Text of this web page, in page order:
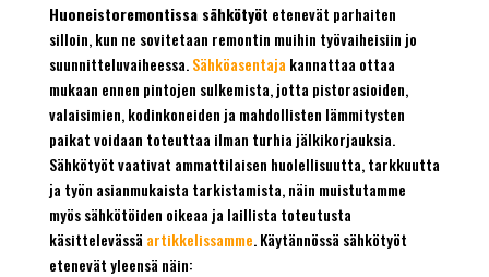
Huoneistoremontissa sähkötyöt etenevät parhaiten
silloin, kun ne sovitetaan remontin muihin työvaiheisiin jo
suunnitteluvaiheessa.Sähköasentaja kannattaa ottaa
mukaan ennen pintojen sulkemista, jotta pistorasioiden,
valaisimien, kodinkoneiden ja mahdollisten lämmitysten
paikat voidaan toteuttaa ilman turhia jälkikorjauksia.
Sähkötyöt vaativat ammattilaisen huolellisuutta, tarkkuutta
ja työn asianmukaista tarkistamista, näin muistutamme
myös sähkötöiden oikeaa ja laillista toteutusta
käsittelevässä artikkelissamme. Käytännössä sähkötyöt
etenevät yleensä näin: